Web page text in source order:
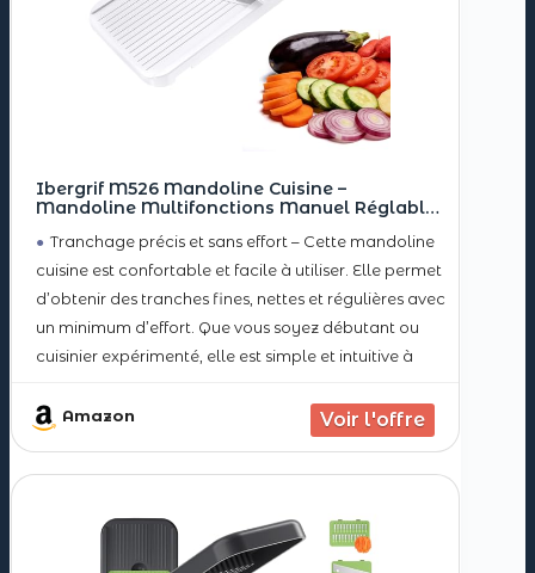
Ibergrif M526 Mandoline Cuisine –
Mandoline Multifonctions Manuel Réglable
anti-doigts & Verrou de Sécurité, Nettoyage
Facile, pour Chou, Oignon, Carotte, Citron
Tranchage précis et sans effort – Cette mandoline
cuisine est confortable et facile à utiliser. Elle permet
d’obtenir des tranches fines, nettes et régulières avec
un minimum d’effort. Que vous soyez débutant ou
cuisinier expérimenté, elle est simple et intuitive à
Épaisseur réglable 1–4 mm – Cette
Amazon